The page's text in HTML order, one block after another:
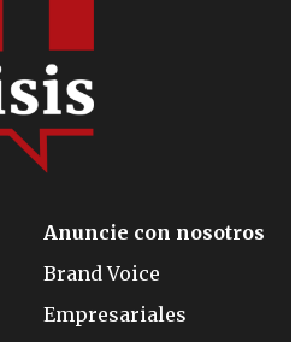
Anuncie con nosotros
Brand Voice
Empresariales